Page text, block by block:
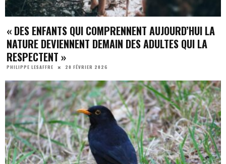
« DES ENFANTS QUI COMPRENNENT AUJOURD’HUI LA
NATURE DEVIENNENT DEMAIN DES ADULTES QUI LA
RESPECTENT »
PHILIPPE LESAFFRE 20 FÉVRIER 2026